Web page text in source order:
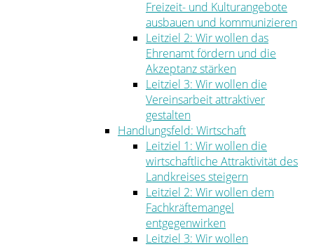
Freizeit- und Kulturangebote
ausbauen und kommunizieren
Leitziel 2: Wir wollen das
Ehrenamt fördern und die
Akzeptanz stärken
Leitziel 3: Wir wollen die
Vereinsarbeit attraktiver
gestalten
Handlungsfeld: Wirtschaft
Leitziel 1: Wir wollen die
wirtschaftliche Attraktivität des
Landkreises steigern
Leitziel 2: Wir wollen dem
Fachkräftemangel
entgegenwirken
Leitziel 3: Wir wollen